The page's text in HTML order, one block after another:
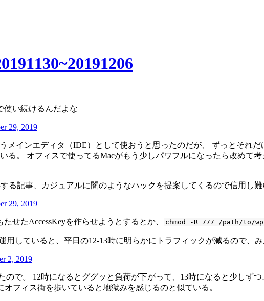
使い続けるんだよな
29, 2019
うメインエディタ（IDE）として使おうと思ったのだが、 ずっとそ
る。 オフィスで使ってるMacがもう少しパワフルになったら改めて
る記事、カジュアルに闇のようなハックを提案してくるので信用し難
29, 2019
せたAccessKeyを作らせようとするとか、 chmod -R 777 /path/to/wp
用していると、平日の12-13時に明らかにトラフィックが減るので、
2, 2019
ので。 12時になるとググッと負荷が下がって、13時になると少しず
オフィス街を歩いていると地獄みを感じるのと似ている。